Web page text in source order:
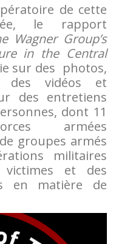
de cette
le rapport
Wagner Group’s
in the Central
sur des photos,
des vidéos et
des entretiens
dont 11
armées
groupes armés
militaires
victimes et des
en matière de